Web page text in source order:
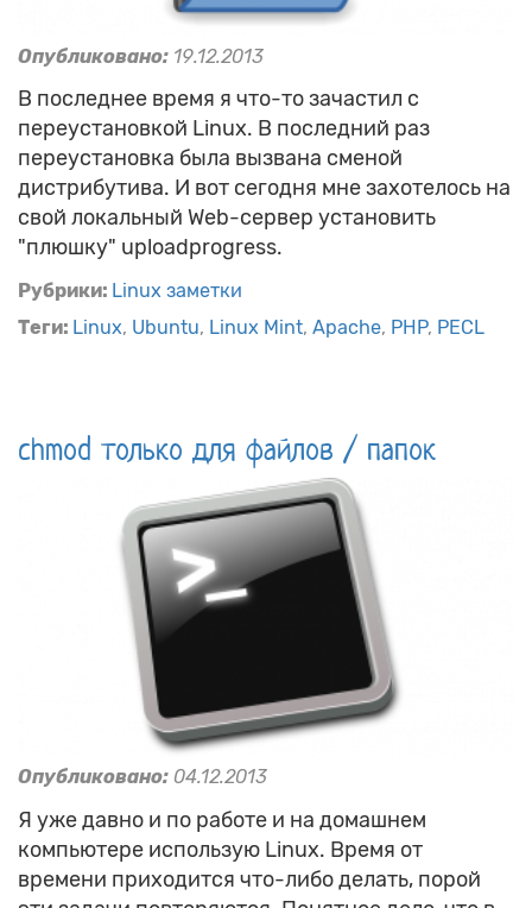
Опубликовано: 19.12.2013
В последнее время я что-то зачастил с
переустановкой Linux. В последний раз
переустановка была вызвана сменой
дистрибутива. И вот сегодня мне захотелось на
свой локальный Web-сервер установить
"плюшку" uploadprogress.
Рубрики: Linux заметки
Теги: Linux Ubuntu Linux Mint Apache PHP PECL
chmod только для файлов / папок
Опубликовано: 04.12.2013
Я уже давно и по работе и на домашнем
компьютере использую Linux. Время от
времени приходится что-либо делать, порой